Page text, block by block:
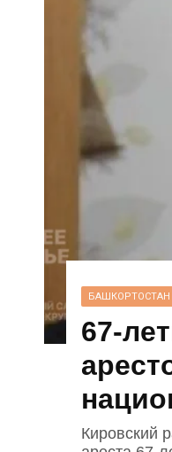
БАШКОРТОСТАН
Кировский